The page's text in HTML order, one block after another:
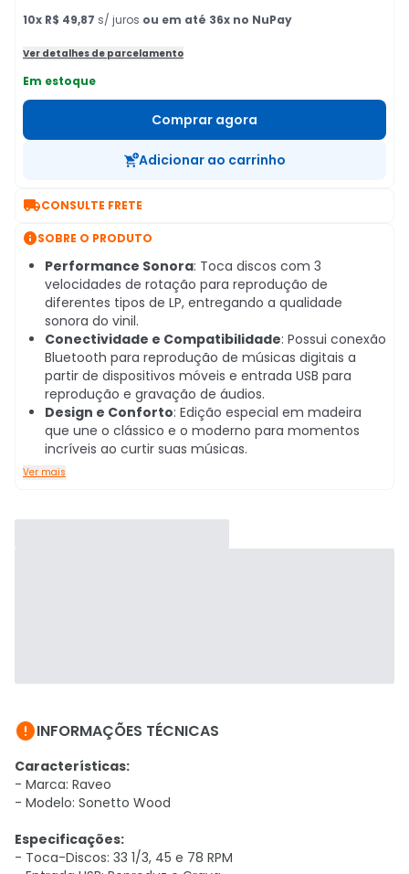
10x R$ 49,87 s/ juros ou em até 36x no NuPay
Ver detalhes de parcelamento
Em estoque
Comprar agora
Adicionar ao carrinho
CONSULTE FRETE
SOBRE O PRODUTO
Performance Sonora: Toca discos com 3
velocidades de rotação para reprodução de
diferentes tipos de LP, entregando a qualidade
sonora do vinil.
Conectividade e Compatibilidade: Possui conexão
Bluetooth para reprodução de músicas digitais a
partir de dispositivos móveis e entrada USB para
reprodução e gravação de áudios.
Design e Conforto: Edição especial em madeira
que une o clássico e o moderno para momentos
incríveis ao curtir suas músicas.
Ver mais
INFORMAÇÕES TÉCNICAS
Características:
- Marca: Raveo
- Modelo: Sonetto Wood
Especificações:
- Toca-Discos: 33 1/3, 45 e 78 RPM